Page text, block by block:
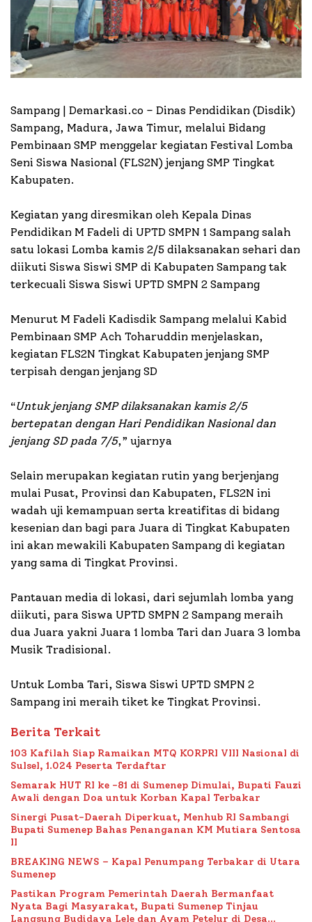
Sampang | Demarkasi.co – Dinas Pendidikan (Disdik)
Sampang, Madura, Jawa Timur, melalui Bidang
Pembinaan SMP menggelar kegiatan Festival Lomba
Seni Siswa Nasional (FLS2N) jenjang SMP Tingkat
Kabupaten.
Kegiatan yang diresmikan oleh Kepala Dinas
Pendidikan M Fadeli di UPTD SMPN 1 Sampang salah
satu lokasi Lomba kamis 2/5 dilaksanakan sehari dan
diikuti Siswa Siswi SMP di Kabupaten Sampang tak
terkecuali Siswa Siswi UPTD SMPN 2 Sampang
Menurut M Fadeli Kadisdik Sampang melalui Kabid
Pembinaan SMP Ach Toharuddin menjelaskan,
kegiatan FLS2N Tingkat Kabupaten jenjang SMP
terpisah dengan jenjang SD
“Untuk jenjang SMP dilaksanakan kamis 2/5
bertepatan dengan Hari Pendidikan Nasional dan
jenjang SD pada 7/5,” ujarnya
Selain merupakan kegiatan rutin yang berjenjang
mulai Pusat, Provinsi dan Kabupaten, FLS2N ini
wadah uji kemampuan serta kreatifitas di bidang
kesenian dan bagi para Juara di Tingkat Kabupaten
ini akan mewakili Kabupaten Sampang di kegiatan
yang sama di Tingkat Provinsi.
Pantauan media di lokasi, dari sejumlah lomba yang
diikuti, para Siswa UPTD SMPN 2 Sampang meraih
dua Juara yakni Juara 1 lomba Tari dan Juara 3 lomba
Musik Tradisional.
Untuk Lomba Tari, Siswa Siswi UPTD SMPN 2
Sampang ini meraih tiket ke Tingkat Provinsi.
Berita Terkait
103 Kafilah Siap Ramaikan MTQ KORPRI VIII Nasional di
Sulsel, 1.024 Peserta Terdaftar
Semarak HUT RI ke -81 di Sumenep Dimulai, Bupati Fauzi
Awali dengan Doa untuk Korban Kapal Terbakar
Sinergi Pusat-Daerah Diperkuat, Menhub RI Sambangi
Bupati Sumenep Bahas Penanganan KM Mutiara Sentosa
II
BREAKING NEWS – Kapal Penumpang Terbakar di Utara
Sumenep
Pastikan Program Pemerintah Daerah Bermanfaat
Nyata Bagi Masyarakat, Bupati Sumenep Tinjau
Langsung Budidaya Lele dan Ayam Petelur di Desa